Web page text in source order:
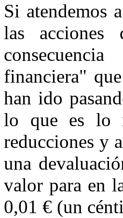
Si atendemos
las
financiera"
han ido
lo que es lo
reducciones y
una
valor para en
0,01 € (un